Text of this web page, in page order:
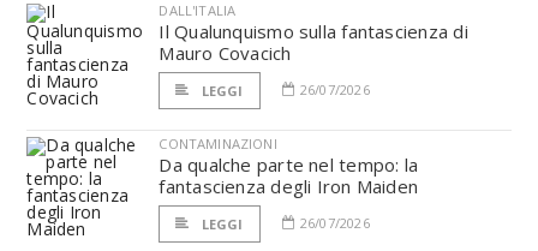
DALL'ITALIA
Il Qualunquismo sulla fantascienza di
Mauro Covacich
LEGGI 26/07/2026
CONTAMINAZIONI
Da qualche parte nel tempo: la
fantascienza degli Iron Maiden
LEGGI 26/07/2026